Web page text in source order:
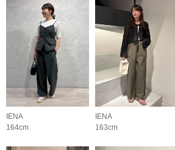
IENA
164cm
IENA
163cm